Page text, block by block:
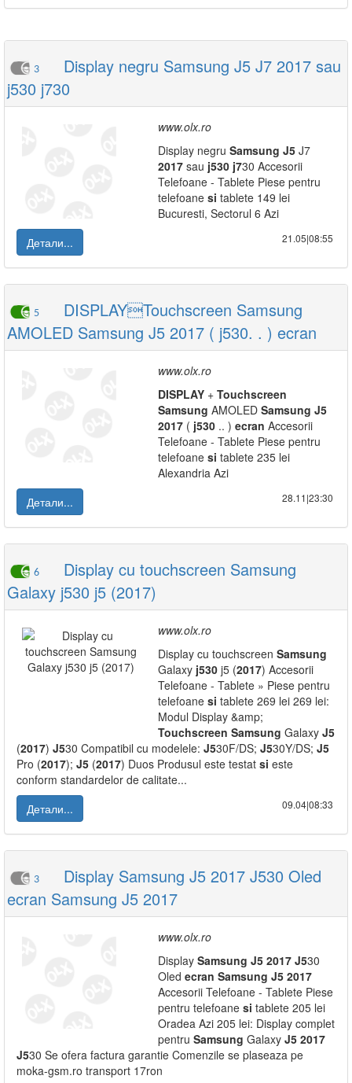
3
Display negru Samsung J5 J7 2017 sau
j530 j730
www.olx.ro
Display negru Samsung J5 J7
2017 sau j530 j730 Accesorii
Telefoane - Tablete Piese pentru
telefoane si tablete 149 lei
Bucuresti, Sectorul 6 Azi
Детали...
21.05|08:55
5
DISPLAYTouchscreen Samsung
AMOLED Samsung J5 2017 ( j530. . ) ecran
www.olx.ro
DISPLAY + Touchscreen
Samsung AMOLED Samsung J5
2017 ( j530 .. ) ecran Accesorii
Telefoane - Tablete Piese pentru
telefoane si tablete 235 lei
Alexandria Azi
Детали...
28.11|23:30
6
Display cu touchscreen Samsung
Galaxy j530 j5 (2017)
www.olx.ro
Display cu touchscreen Samsung
Galaxy j530 j5 (2017) Accesorii
Telefoane - Tablete » Piese pentru
telefoane si tablete 269 lei 269 lei:
Modul Display &amp;
Touchscreen Samsung Galaxy J5
(2017) J530 Compatibil cu modelele: J530F/DS; J530Y/DS; J5
Pro (2017); J5 (2017) Duos Produsul este testat si este
conform standardelor de calitate...
Детали...
09.04|08:33
3
Display Samsung J5 2017 J530 Oled
ecran Samsung J5 2017
www.olx.ro
Display Samsung J5 2017 J530
Oled ecran Samsung J5 2017
Accesorii Telefoane - Tablete Piese
pentru telefoane si tablete 205 lei
Oradea Azi 205 lei: Display complet
pentru Samsung Galaxy J5 2017
J530 Se ofera factura garantie Comenzile se plaseaza pe
moka-gsm.ro transport 17ron